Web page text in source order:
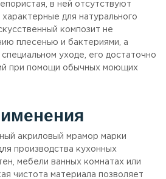
в ней отсутствуют
для натурального
композит не
плесенью и бактериями, а
уходе, его достаточно
при помощи обычных моющих
акриловый мрамор марки
производства кухонных
мебели ванных комнатах или
чистота материала позволяет